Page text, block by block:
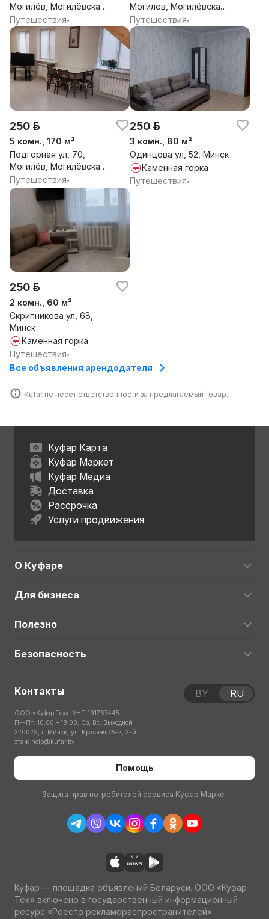
Могилёв, Могилёвская
обл.
Путешествия•
Могилёв, Могилёвская
обл.
Путешествия•
250 р.
5 комн., 170 м²
Подгорная ул, 70,
Могилёв, Могилёвская
обл.
Путешествия•
250 р.
3 комн., 80 м²
Одинцова ул, 52, Минск
Каменная горка
Путешествия•
250 р.
2 комн., 60 м²
Скрипникова ул, 68,
Минск
Каменная горка
Путешествия•
Все объявления арендодателя
Kufar не несет ответственности за предлагаемый товар.
Куфар Карта
Куфар Маркет
Куфар Медиа
Доставка
Рассрочка
Услуги продвижения
О Куфаре
Для бизнеса
Полезно
Безопасность
Контакты
ООО «Куфар Тех», УНП 191767445
Пн-Пт: 10:00 – 18:00; Сб, Вс: Выходной
220029, г. Минск, ул. Красная 7А-2, 3-й
этаж help@kufar.by
Помощь
Защита прав потребителей сервиса Куфар Маркет
BY RU
Куфар — площадка объявлений Беларуси. ООО «Куфар
Тех» включено в государственный информационный
ресурс «Реестр рекламораспространителей»